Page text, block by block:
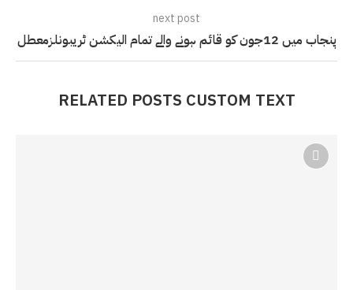
next post
پنجاب میں 12جون کو قائم ہونے والے تمام الیکشن ٹریبونلزمعطل
RELATED POSTS CUSTOM TEXT